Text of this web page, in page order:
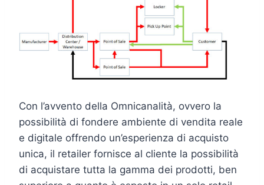
Con l’avvento della Omnicanalità, ovvero la
possibilità di fondere ambiente di vendita reale
e digitale offrendo un’esperienza di acquisto
unica, il retailer fornisce al cliente la possibilità
di acquistare tutta la gamma dei prodotti, ben